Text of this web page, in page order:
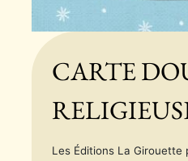
CARTE
Les Éditions La Girouette